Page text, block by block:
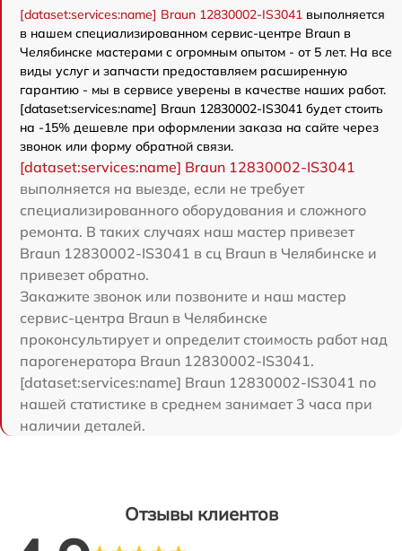
[dataset:services:name] Braun 12830002-IS3041 выполняется
в нашем специализированном сервис-центре Braun в
Челябинске мастерами с огромным опытом - от 5 лет. На все
виды услуг и запчасти предоставляем расширенную
гарантию - мы в сервисе уверены в качестве наших работ.
[dataset:services:name] Braun 12830002-IS3041 будет стоить
на -15% дешевле при оформлении заказа на сайте через
звонок или форму обратной связи.
[dataset:services:name] Braun 12830002-IS3041
выполняется на выезде, если не требует
специализированного оборудования и сложного
ремонта. В таких случаях наш мастер привезет
Braun 12830002-IS3041 в сц Braun в Челябинске и
привезет обратно.
Закажите звонок или позвоните и наш мастер
сервис-центра Braun в Челябинске
проконсультирует и определит стоимость работ над
парогенератора Braun 12830002-IS3041.
[dataset:services:name] Braun 12830002-IS3041 по
нашей статистике в среднем занимает 3 часа при
наличии деталей.
Отзывы клиентов